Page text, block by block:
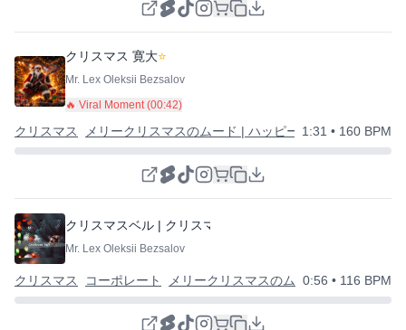
クリスマス 寛大⭐
Mr. Lex Oleksii Bezsalov
🔥 Viral Moment (00:42)
クリスマス メリークリスマスのムード | ハッピーニューイヤー
1:31 • 160 BPM
クリスマスベル | クリスマスコーポレート
Mr. Lex Oleksii Bezsalov
クリスマス コーポレート メリークリスマスのムード | ハッピーニ
0:56 • 116 BPM